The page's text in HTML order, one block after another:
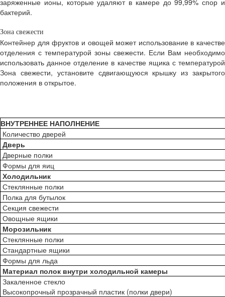
заряженные ионы, которые удаляют в камере до 99,99% спор и
бактерий.
Зона свежести
Контейнер для фруктов и овощей может использование в качестве
отделения с температурой зоны свежести. Если Вам необходимо
использовать данное отделение в качестве ящика с температурой
Зона свежести, установите сдвигающуюся крышку из закрытого
положения в открытое.
ВНУТРЕННЕЕ НАПОЛНЕНИЕ
Количество дверей
Дверь
Дверные полки
Формы для яиц
Холодильник
Стеклянные полки
Полка для бутылок
Секция свежести
Овощные ящики
Морозильник
Стеклянные полки
Стандартные ящики
Формы для льда
Материал полок внутри холодильной камеры
Закаленное стекло
Высокопрочный прозрачный пластик (полки двери)